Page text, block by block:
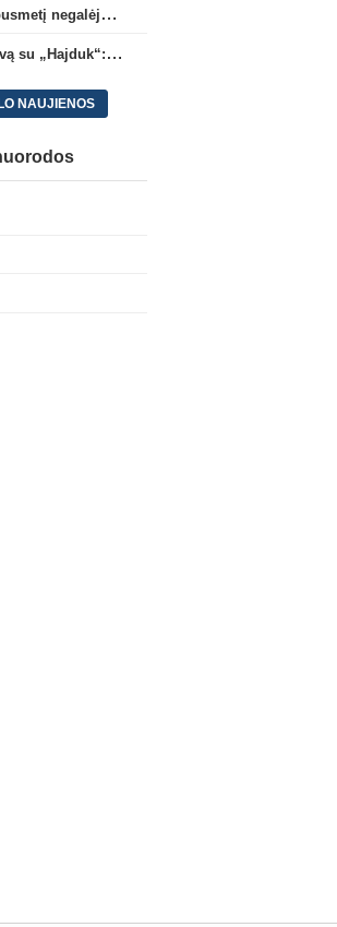
M. Capanas: „Prieš pusmetį negalėjau net įsivaizduoti, kad žaisime prieš „Hajduk“
A. Skerla prieš dvikovą su „Hajduk“: „Tai kito kalibro komanda“
NAUJIENOS